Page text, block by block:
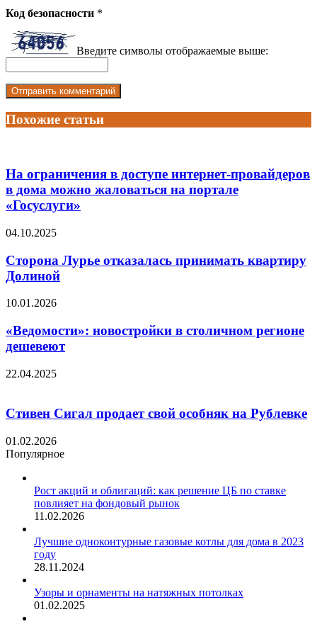
Код безопасности *
Введите символы отображаемые выше:
Похожие статьи
На ограничения в доступе интернет-провайдеров
в дома можно жаловаться на портале
«Госуслуги»
04.10.2025
Сторона Лурье отказалась принимать квартиру
Долиной
10.01.2026
«Ведомости»: новостройки в столичном регионе
дешевеют
22.04.2025
Стивен Сигал продает свой особняк на Рублевке
01.02.2026
Популярное
Рост акций и облигаций: как решение ЦБ по ставке
повлияет на фондовый рынок
11.02.2026
Лучшие одноконтурные газовые котлы для дома в 2023
году
28.11.2024
Узоры и орнаменты на натяжных потолках
01.02.2025